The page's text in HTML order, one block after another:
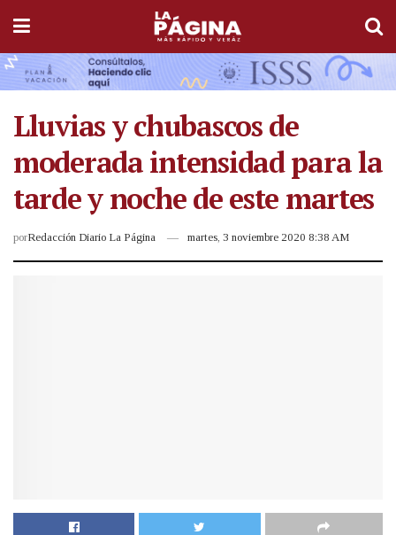
Lluvias y chubascos de
moderada intensidad para la
tarde y noche de este martes
porRedacción Diario La Página martes, 3 noviembre 2020 8:38 AM